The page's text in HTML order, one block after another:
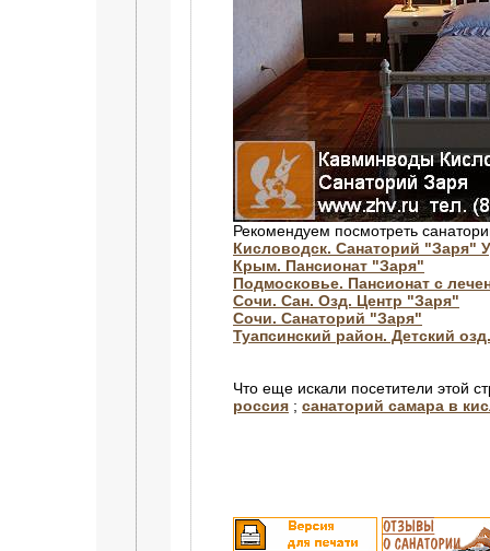
Рекомендуем посмотреть
Кисловодск. Санаторий "Заря"
Крым. Пансионат "Заря"
Подмосковье. Пансионат с
Сочи. Сан. Озд. Центр "Заря"
Сочи. Санаторий "Заря"
Туапсинский район. Детский
Что еще искали посетители этой
россия ; санаторий самара в